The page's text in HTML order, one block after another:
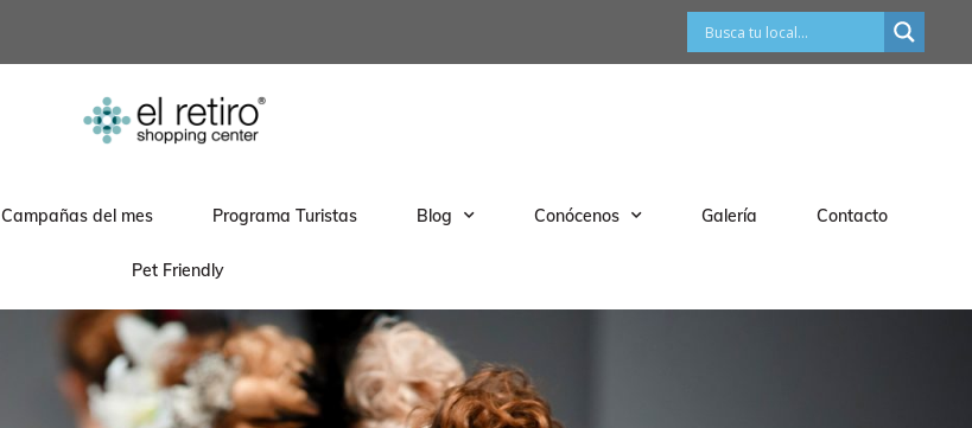
Campañas del mes Programa Turistas Blog Conócenos Galería Contacto
Pet Friendly